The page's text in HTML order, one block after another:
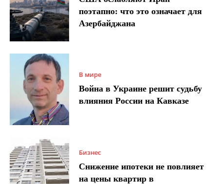
поэтапно: что это означает для
Азербайджана
В мире
Война в Украине решит судьбу
влияния России на Кавказе
Бизнес
Снижение ипотеки не повлияет
на цены квартир в